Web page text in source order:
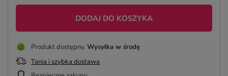
DODAJ DO KOSZYKA
Produkt dostępny Wysyłka w środę
Tania i szybka dostawa